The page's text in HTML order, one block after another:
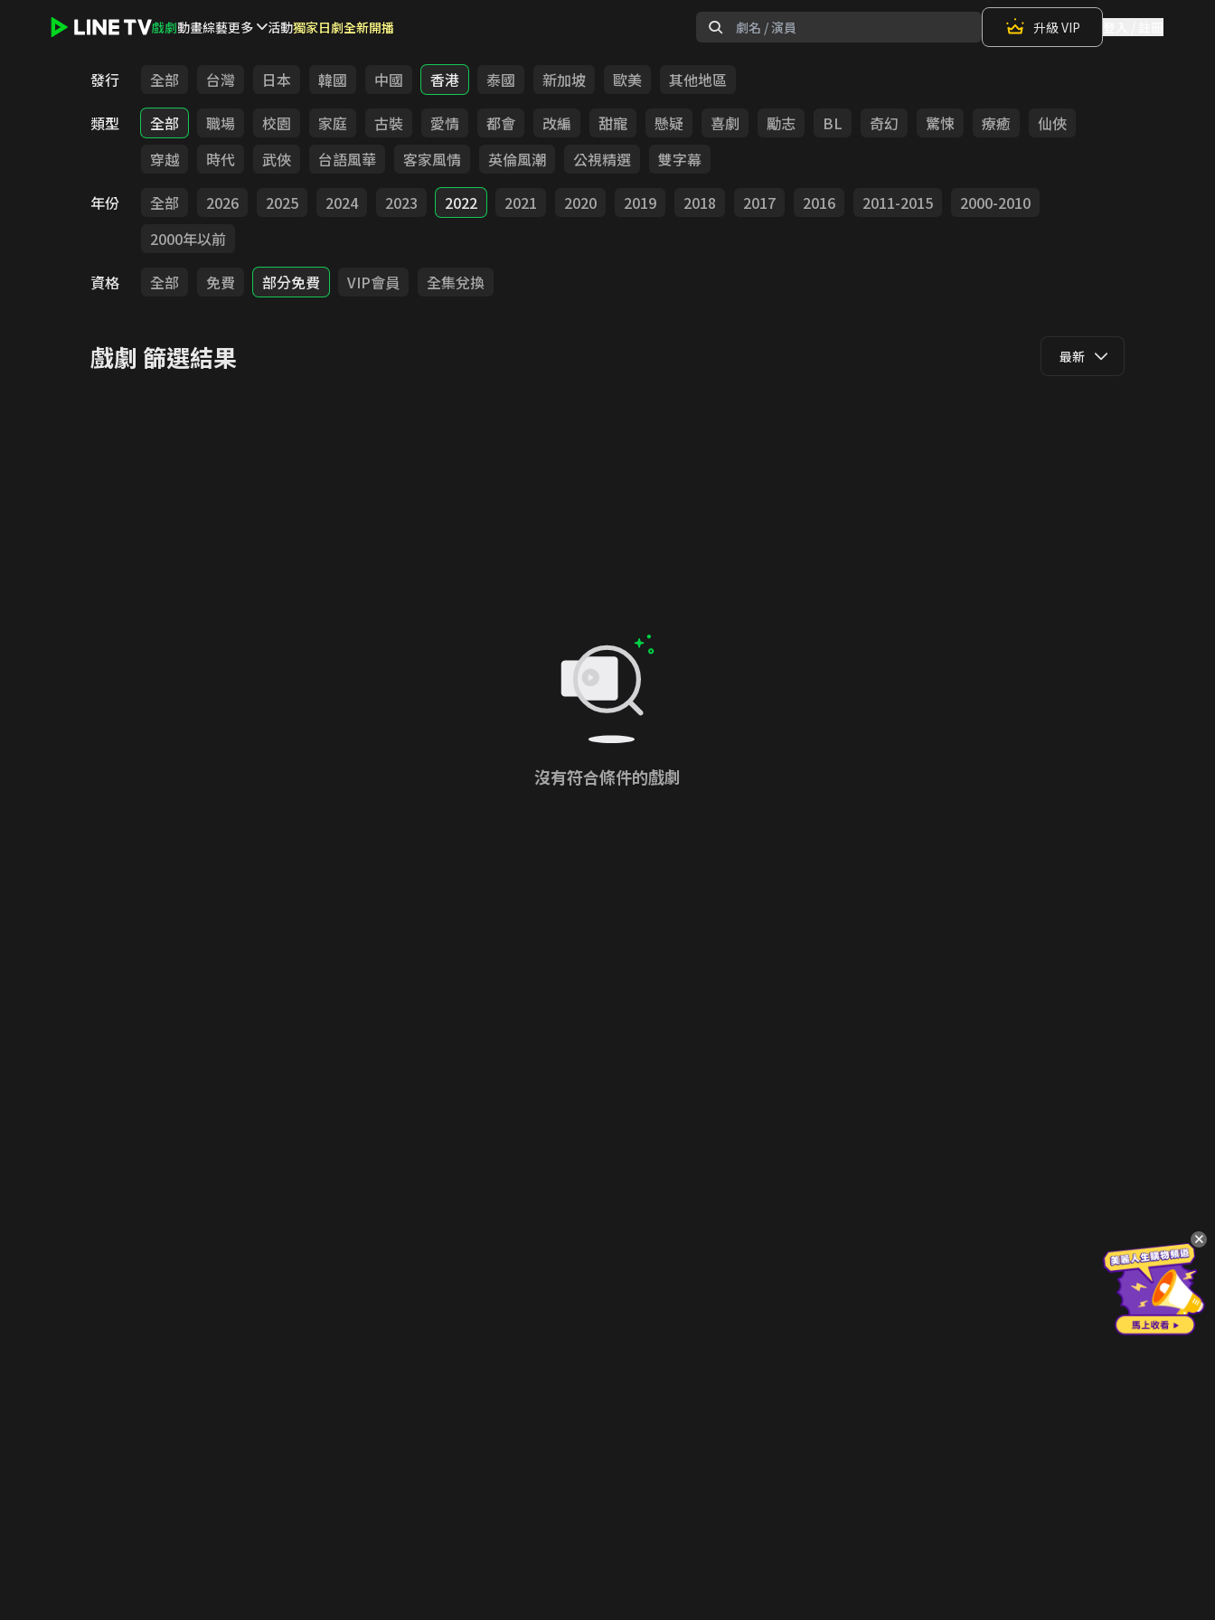
戲劇動畫綜藝更多 活動獨家日劇全新開播 升級 VIP
發行 全部 台灣 日本 韓國 中國 香港 泰國 新加坡 歐美
其他地區
類型
全部 職場 校園 家庭 古裝 愛情 都會 改編 甜寵 懸疑 喜劇 勵志 BL 奇幻 驚悚 療癒
仙俠
穿越
時代 武俠 台語風華 客家風情 英倫風潮 公視精選
雙字幕
年份
全部 2026 2025 2024 2023 2022 2021 2020 2019 2018 2017 2016 2011-2015
2000-2010
2000年以前
資格
全部 免費 部分免費 VIP會員 全集兌換
戲劇 篩選結果 最新
沒有符合條件的戲劇